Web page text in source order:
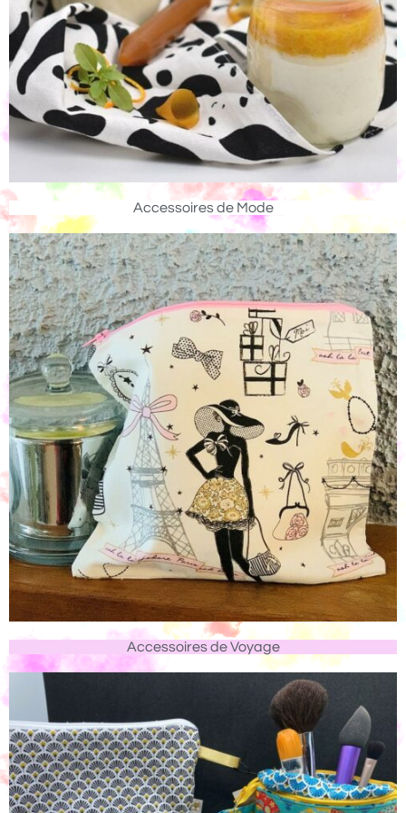
Accessoires de Mode
Accessoires de Voyage